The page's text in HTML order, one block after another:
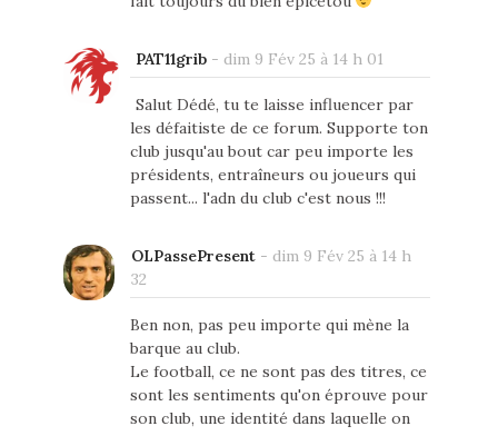
PAT11grib- dim 9 Fév 25 à 14 h 01
Salut Dédé, tu te laisse influencer par
les défaitiste de ce forum. Supporte ton
club jusqu'au bout car peu importe les
présidents, entraîneurs ou joueurs qui
passent... l'adn du club c'est nous !!!
OLPassePresent- dim 9 Fév 25 à 14 h
32
Ben non, pas peu importe qui mène la
barque au club.
Le football, ce ne sont pas des titres, ce
sont les sentiments qu'on éprouve pour
son club, une identité dans laquelle on